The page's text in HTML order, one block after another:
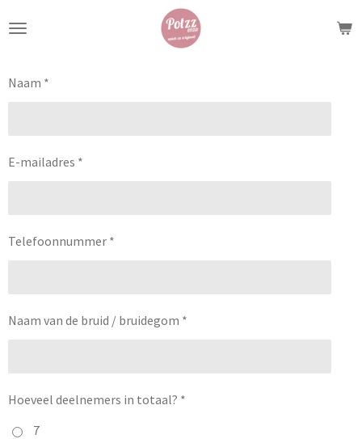
direct
Naam *
E-mailadres *
Telefoonnummer *
Naam van de bruid / bruidegom *
Hoeveel deelnemers in totaal? *
7